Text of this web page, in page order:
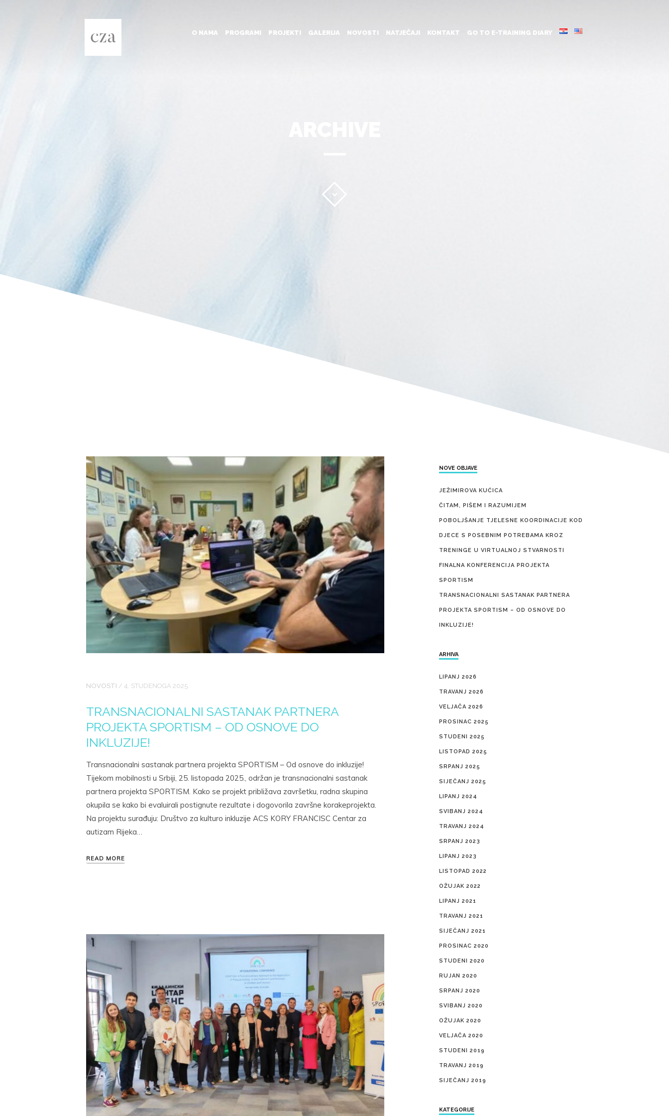
O NAMA PROGRAMI PROJEKTI GALERIJA NOVOSTI NATJEČAJI KONTAKT GO TO E-TRAINING DIARY
NOVOSTI / 4. STUDENOGA 2025.
TRANSNACIONALNI SASTANAK PARTNERA
PROJEKTA SPORTISM – OD OSNOVE DO
INKLUZIJE!
Transnacionalni sastanak partnera projekta SPORTISM – Od osnove do inkluzije!
Tijekom mobilnosti u Srbiji, 25. listopada 2025., održan je transnacionalni sastanak
partnera projekta SPORTISM. Kako se projekt približava završetku, radna skupina
okupila se kako bi evaluirali postignute rezultate i dogovorila završne korakeprojekta.
Na projektu surađuju: Društvo za kulturo inkluzije ACS KORY FRANCISC Centar za
autizam Rijeka…
READ MORE
NOVE OBJAVE
JEŽIMIROVA KUĆICA
ČITAM, PIŠEM I RAZUMIJEM
POBOLJŠANJE TJELESNE KOORDINACIJE KOD
DJECE S POSEBNIM POTREBAMA KROZ
TRENINGE U VIRTUALNOJ STVARNOSTI
FINALNA KONFERENCIJA PROJEKTA
SPORTISM
TRANSNACIONALNI SASTANAK PARTNERA
PROJEKTA SPORTISM – OD OSNOVE DO
INKLUZIJE!
ARHIVA
LIPANJ 2026
TRAVANJ 2026
VELJAČA 2026
PROSINAC 2025
STUDENI 2025
LISTOPAD 2025
SRPANJ 2025
SIJEČANJ 2025
LIPANJ 2024
SVIBANJ 2024
TRAVANJ 2024
SRPANJ 2023
LIPANJ 2023
LISTOPAD 2022
OŽUJAK 2022
LIPANJ 2021
TRAVANJ 2021
SIJEČANJ 2021
PROSINAC 2020
STUDENI 2020
RUJAN 2020
SRPANJ 2020
SVIBANJ 2020
OŽUJAK 2020
VELJAČA 2020
STUDENI 2019
TRAVANJ 2019
SIJEČANJ 2019
KATEGORIJE